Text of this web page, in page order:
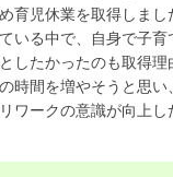
育児休業を取得しま
いる中で、自身で子
したかったのも取得
時間を増やそうと思
ワークの意識が向上